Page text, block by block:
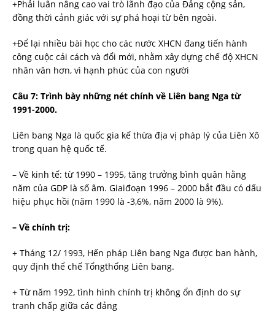
+Phải luân nâng cao vai trò lãnh đạo của Đảng cộng sản,
đồng thời cảnh giác với sự phá hoại từ bên ngoài.
+Để lại nhiều bài học cho các nước XHCN đang tiến hành
công cuộc cải cách và đổi mới, nhằm xây dựng chế độ XHCN
nhân văn hơn, vì hạnh phúc của con người
Câu 7: Trình bày những nét chính về Liên bang Nga từ
1991-2000.
Liên bang Nga là quốc gia kế thừa địa vị pháp lý của Liên Xô
trong quan hệ quốc tế.
– Về kinh tế: từ 1990 – 1995, tăng trưởng bình quân hằng
năm của GDP là số âm. Giaiđoạn 1996 – 2000 bắt đầu có dấu
hiệu phục hồi (năm 1990 là -3,6%, năm 2000 là 9%).
– Về chính trị:
+ Tháng 12/ 1993, Hến pháp Liên bang Nga được ban hành,
quy định thể chế Tổngthống Liên bang.
+ Từ năm 1992, tình hình chính trị không ổn định do sự
tranh chấp giữa các đảng